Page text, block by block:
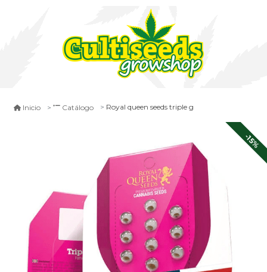
Inicio Catálogo Royal queen seeds triple g
-15%